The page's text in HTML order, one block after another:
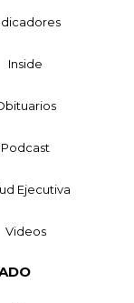
Inside
Podcast
Ejecutiva
Videos